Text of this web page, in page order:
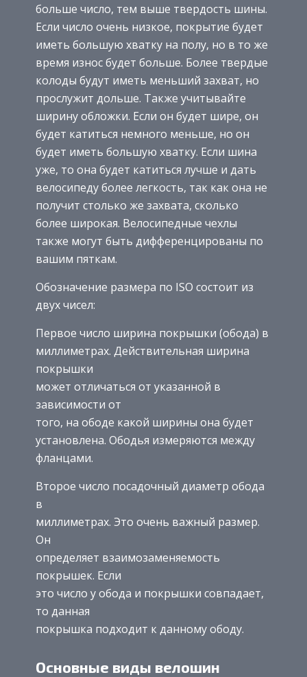
больше число, тем выше твердость шины.
Если число очень низкое, покрытие будет
иметь большую хватку на полу, но в то же
время износ будет больше. Более твердые
колоды будут иметь меньший захват, но
прослужит дольше. Также учитывайте
ширину обложки. Если он будет шире, он
будет катиться немного меньше, но он
будет иметь большую хватку. Если шина
уже, то она будет катиться лучше и дать
велосипеду более легкость, так как она не
получит столько же захвата, сколько
более широкая. Велосипедные чехлы
также могут быть дифференцированы по
вашим пяткам.
Обозначение размера по ISO состоит из
двух чисел:
Первое число ширина покрышки (обода) в
миллиметрах. Действительная ширина
покрышки
может отличаться от указанной в
зависимости от
того, на ободе какой ширины она будет
установлена. Ободья измеряются между
фланцами.
Второе число посадочный диаметр обода
в
миллиметрах. Это очень важный размер.
Он
определяет взаимозаменяемость
покрышек. Если
это число у обода и покрышки совпадает,
то данная
покрышка подходит к данному ободу.
Основные виды велошин